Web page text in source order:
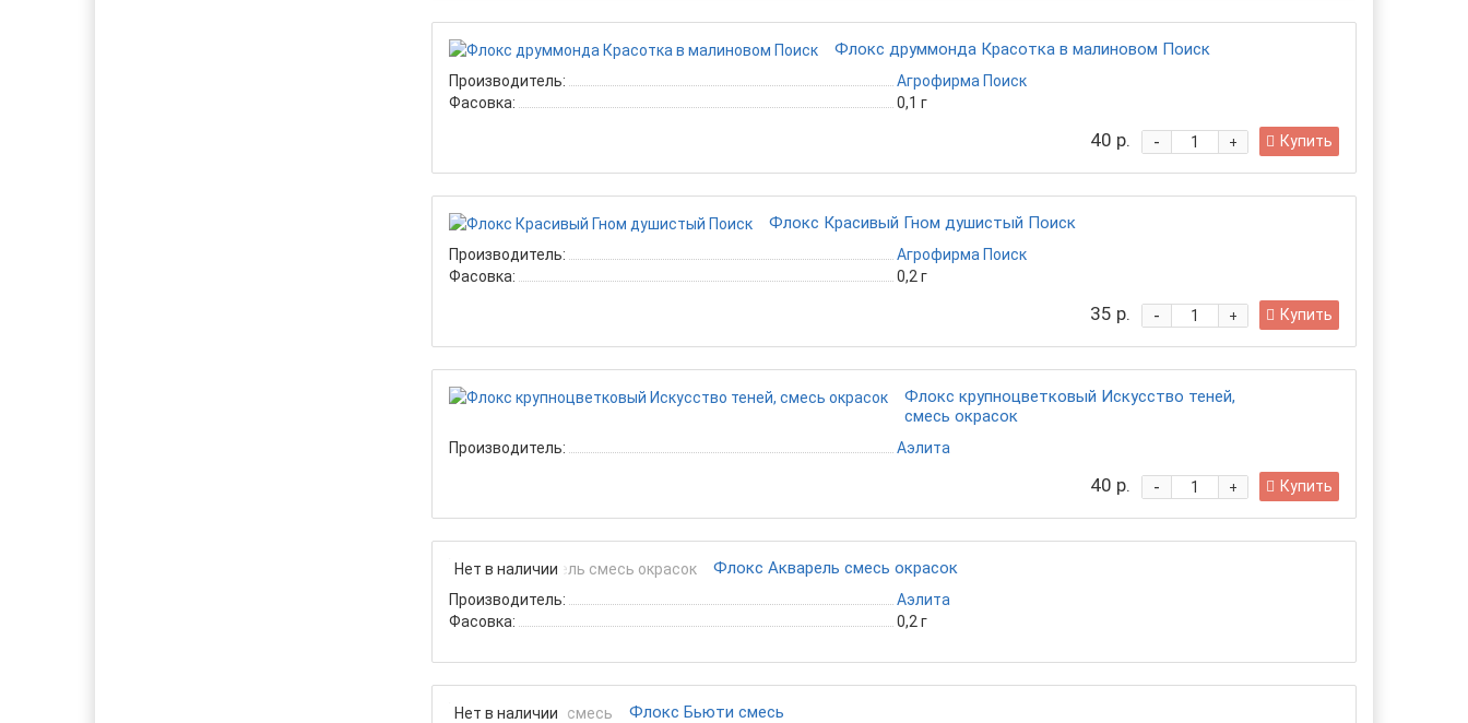
Флокс друммонда Красотка в малиновом Поиск
Производитель:
Агрофирма Поиск
Фасовка:
0,1 г
40 р. +
- Купить
Флокс Красивый Гном душистый Поиск
Производитель:
Агрофирма Поиск
Фасовка:
0,2 г
35 р. +
- Купить
Флокс крупноцветковый Искусство теней,
смесь окрасок
Производитель: Аэлита
40 р. +
- Купить
Нет в наличии Флокс Акварель смесь окрасок
Производитель:
Аэлита
Фасовка:
0,2 г
Нет в наличии Флокс Бьюти смесь